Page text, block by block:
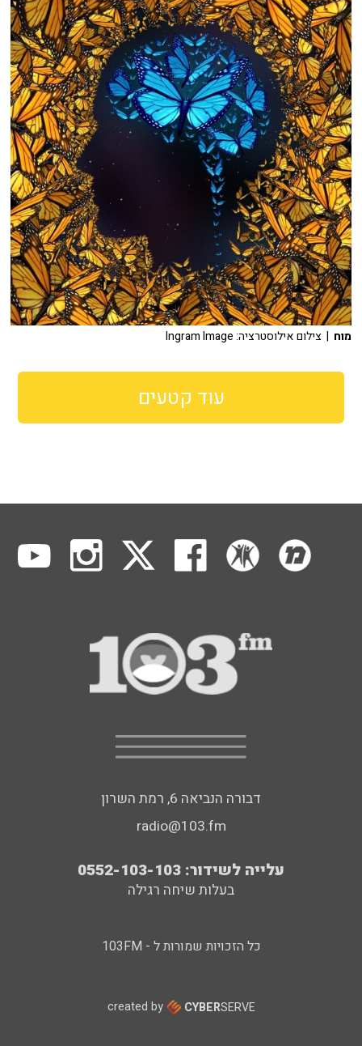
מוח | צילום אילוסטרציה: Ingram Image
עוד קטעים
דבורה הנביאה 6, רמת השרון
radio@103.fm
עלייה לשידור: 0552-103-103
בעלות שיחה רגילה
כל הזכויות שמורות ל - 103FM
created by CYBERSERVE